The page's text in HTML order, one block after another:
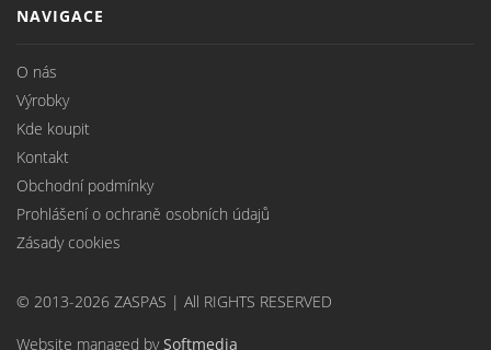
NAVIGACE
O nás
Výrobky
Kde koupit
Kontakt
Obchodní podmínky
Prohlášení o ochraně osobních údajů
Zásady cookies
© 2013-2026 ZASPAS | All RIGHTS RESERVED
Website managed bySoftmedia